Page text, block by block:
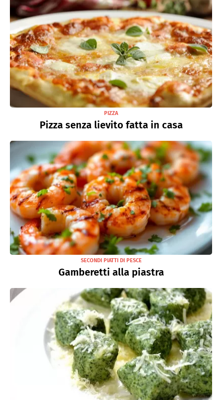
PIZZA
Pizza senza lievito fatta in casa
SECONDI PIATTI DI PESCE
Gamberetti alla piastra